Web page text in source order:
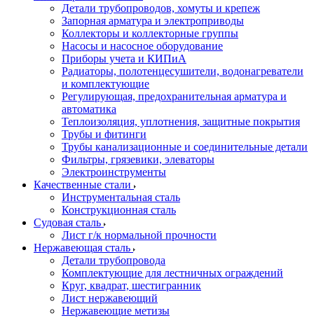
Детали трубопроводов, хомуты и крепеж
Запорная арматура и электроприводы
Коллекторы и коллекторные группы
Насосы и насосное оборудование
Приборы учета и КИПиА
Радиаторы, полотенцесушители, водонагреватели
и комплектующие
Регулирующая, предохранительная арматура и
автоматика
Теплоизоляция, уплотнения, защитные покрытия
Трубы и фитинги
Трубы канализационные и соединительные детали
Фильтры, грязевики, элеваторы
Электроинструменты
Качественные стали
Инструментальная сталь
Конструкционная сталь
Судовая сталь
Лист г/к нормальной прочности
Нержавеющая сталь
Детали трубопровода
Комплектующие для лестничных ограждений
Круг, квадрат, шестигранник
Лист нержавеющий
Нержавеющие метизы